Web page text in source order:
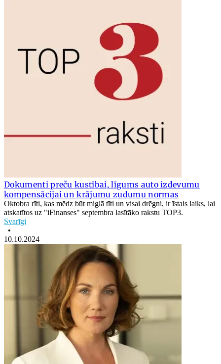
Dokumenti preču kustībai, līgums auto izdevumu
kompensācijai un krājumu zudumu normas
Oktobra rīti, kas mēdz būt miglā tīti un visai drēgni, ir īstais laiks, lai
atskatītos uz "iFinanses" septembra lasītāko rakstu TOP3.
Svarīgi
•
10.10.2024